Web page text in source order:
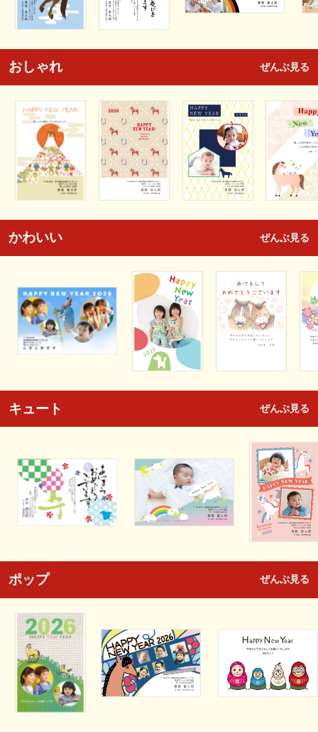
おしゃれ ぜんぶ見る
かわいい ぜんぶ見る
キュート ぜんぶ見る
ポップ ぜんぶ見る